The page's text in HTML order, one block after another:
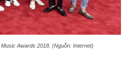
Awards 2018. (Nguồn: Internet)